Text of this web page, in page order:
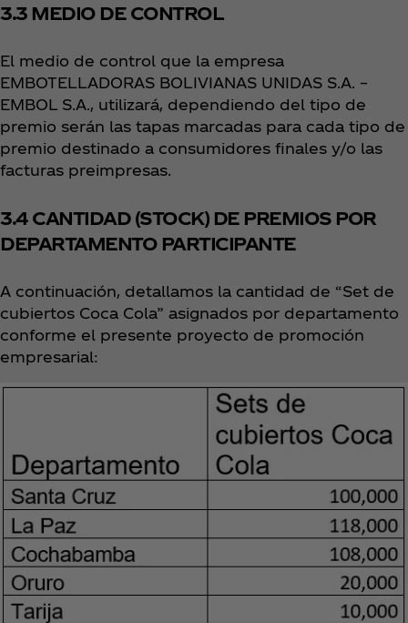
3.3 MEDIO DE CONTROL
El medio de control que la empresa
EMBOTELLADORAS BOLIVIANAS UNIDAS S.A. –
EMBOL S.A., utilizará, dependiendo del tipo de
premio serán las tapas marcadas para cada tipo de
premio destinado a consumidores finales y/o las
facturas preimpresas.
3.4 CANTIDAD (STOCK) DE PREMIOS POR
DEPARTAMENTO PARTICIPANTE
A continuación, detallamos la cantidad de “Set de
cubiertos Coca Cola” asignados por departamento
conforme el presente proyecto de promoción
empresarial: